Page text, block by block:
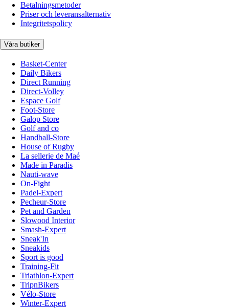
Betalningsmetoder
Priser och leveransalternativ
Integritetspolicy
Våra butiker
Basket-Center
Daily Bikers
Direct Running
Direct-Volley
Espace Golf
Foot-Store
Galop Store
Golf and co
Handball-Store
House of Rugby
La sellerie de Maé
Made in Paradis
Nauti-wave
On-Fight
Padel-Expert
Pecheur-Store
Pet and Garden
Slowood Interior
Smash-Expert
Sneak'In
Sneakids
Sport is good
Training-Fit
Triathlon-Expert
TripnBikers
Vélo-Store
Winter-Expert